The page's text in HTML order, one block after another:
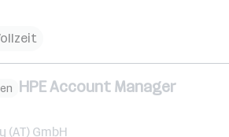
HPE Account Manager
(AT) GmbH